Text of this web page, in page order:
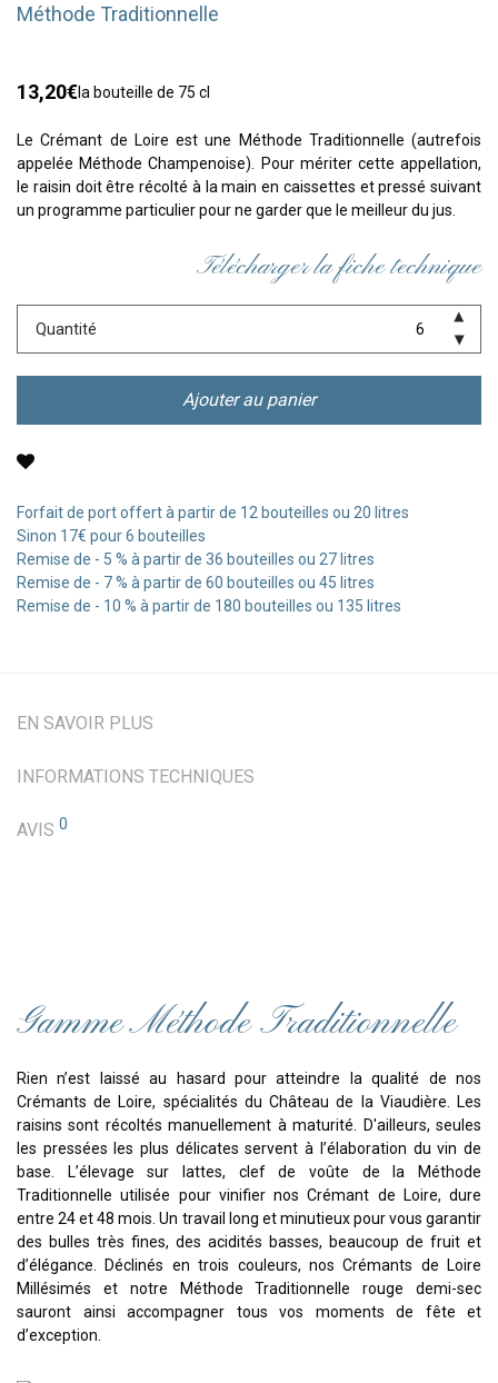
Méthode Traditionnelle
13,20€la bouteille de 75 cl
Le Crémant de Loire est une Méthode Traditionnelle (autrefois
appelée Méthode Champenoise). Pour mériter cette appellation,
le raisin doit être récolté à la main en caissettes et pressé suivant
un programme particulier pour ne garder que le meilleur du jus.
Télécharger la fiche technique
Quantité
Ajouter au panier
Forfait de port offert à partir de 12 bouteilles ou 20 litres
Sinon 17€ pour 6 bouteilles
Remise de - 5 % à partir de 36 bouteilles ou 27 litres
Remise de - 7 % à partir de 60 bouteilles ou 45 litres
Remise de - 10 % à partir de 180 bouteilles ou 135 litres
EN SAVOIR PLUS
INFORMATIONS TECHNIQUES
AVIS 0
Gamme Méthode Traditionnelle
Rien n’est laissé au hasard pour atteindre la qualité de nos
Crémants de Loire, spécialités du Château de la Viaudière. Les
raisins sont récoltés manuellement à maturité. D'ailleurs, seules
les pressées les plus délicates servent à l’élaboration du vin de
base. L’élevage sur lattes, clef de voûte de la Méthode
Traditionnelle utilisée pour vinifier nos Crémant de Loire, dure
entre 24 et 48 mois. Un travail long et minutieux pour vous garantir
des bulles très fines, des acidités basses, beaucoup de fruit et
d’élégance. Déclinés en trois couleurs, nos Crémants de Loire
Millésimés et notre Méthode Traditionnelle rouge demi-sec
sauront ainsi accompagner tous vos moments de fête et
d’exception.